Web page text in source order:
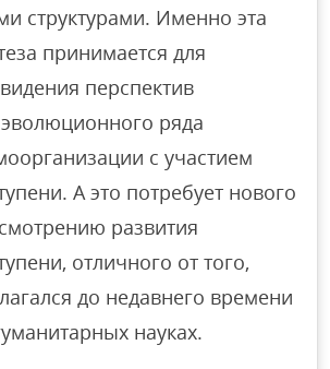
структурами. Именно эта
принимается для
перспектив
ряда
с участием
А это потребует нового
развития
отличного от того,
до недавнего времени
науках.